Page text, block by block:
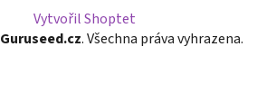
Vytvořil Shoptet
Guruseed.cz. Všechna práva vyhrazena.